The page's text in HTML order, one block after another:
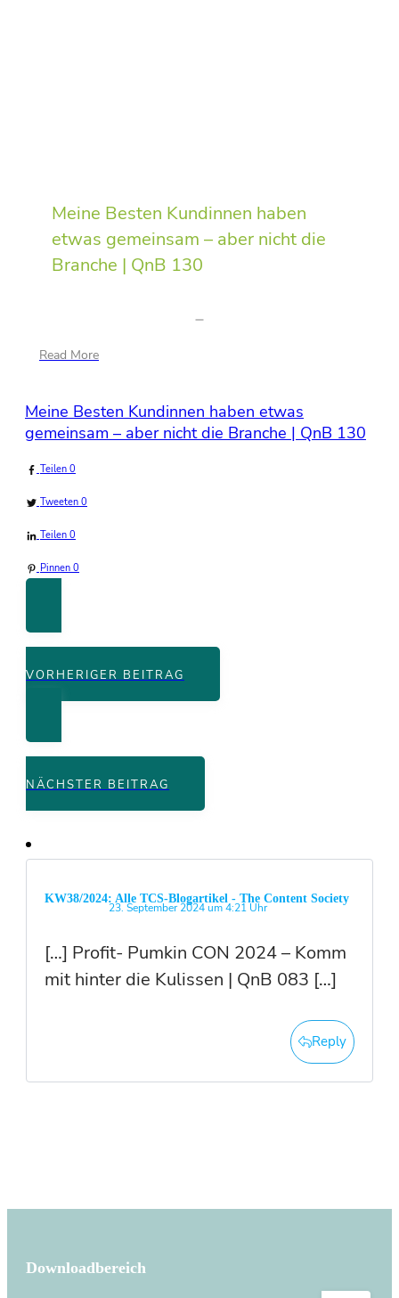
Meine Besten Kundinnen haben
etwas gemeinsam – aber nicht die
Branche | QnB 130
Read More
Meine Besten Kundinnen haben etwas
gemeinsam – aber nicht die Branche | QnB 130
Teilen 0
Tweeten 0
Teilen 0
Pinnen 0
VORHERIGER BEITRAG
NÄCHSTER BEITRAG
KW38/2024: Alle TCS-Blogartikel - The Content Society
23. September 2024 um 4:21 Uhr
[…] Profit- Pumkin CON 2024 – Komm
mit hinter die Kulissen | QnB 083 […]
Reply
Downloadbereich